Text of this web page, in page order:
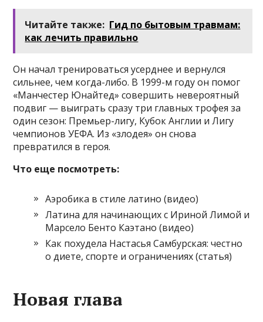
Читайте также: Гид по бытовым травмам:
как лечить правильно
Он начал тренироваться усерднее и вернулся
сильнее, чем когда-либо. В 1999-м году он помог
«Манчестер Юнайтед» совершить невероятный
подвиг — выиграть сразу три главных трофея за
один сезон: Премьер-лигу, Кубок Англии и Лигу
чемпионов УЕФА. Из «злодея» он снова
превратился в героя.
Что еще посмотреть:
Аэробика в стиле латино (видео)
Латина для начинающих с Ириной Лимой и
Марсело Бенто Каэтано (видео)
Как похудела Настасья Самбурская: честно
о диете, спорте и ограничениях (статья)
Новая глава